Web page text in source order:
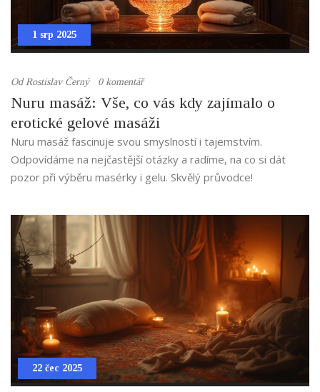
1 srp 2025
Od Rostislav Černý 0 komentář
Nuru masáž: Vše, co vás kdy zajímalo o
erotické gelové masáži
Nuru masáž fascinuje svou smyslností i tajemstvím.
Odpovídáme na nejčastější otázky a radíme, na co si dát
pozor při výběru masérky i gelu. Skvělý průvodce!
22 čec 2025